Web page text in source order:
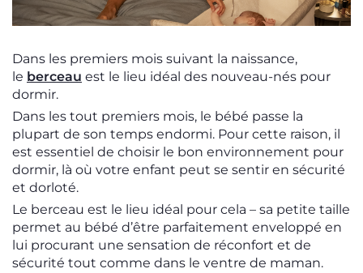
Dans les premiers mois suivant la naissance,
le berceau est le lieu idéal des nouveau-nés pour
dormir.
Dans les tout premiers mois, le bébé passe la
plupart de son temps endormi. Pour cette raison, il
est essentiel de choisir le bon environnement pour
dormir, là où votre enfant peut se sentir en sécurité
et dorloté.
Le berceau est le lieu idéal pour cela – sa petite taille
permet au bébé d’être parfaitement enveloppé en
lui procurant une sensation de réconfort et de
sécurité tout comme dans le ventre de maman.